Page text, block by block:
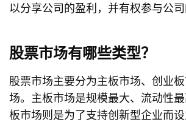
以分享公司的盈利，并有权参与公司
股票市场有哪些类型？
股票市场主要分为主板市场、创业
场。主板市场是规模最大、流动性
板市场则是为了支持创新型企业而